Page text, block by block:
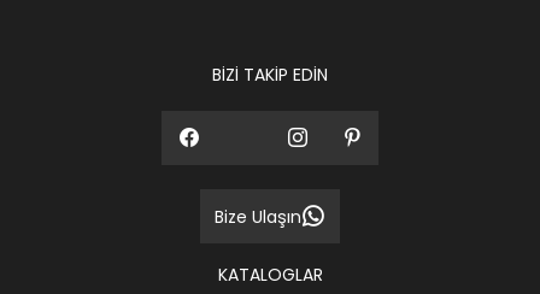
BİZİ TAKİP EDİN
Bize Ulaşın
KATALOGLAR